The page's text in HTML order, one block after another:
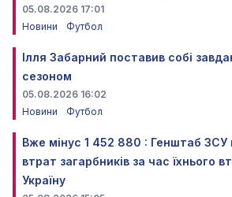
05.08.2026 17:01
Новини
Футбол
Ілля Забарний поставив собі
сезоном
05.08.2026 16:02
Новини
Футбол
Вже мінус 1 452 880 : Генштаб ЗСУ
втрат загарбників за час їхнього
Україну